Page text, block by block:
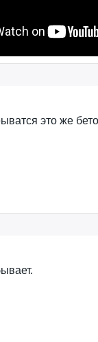
это же